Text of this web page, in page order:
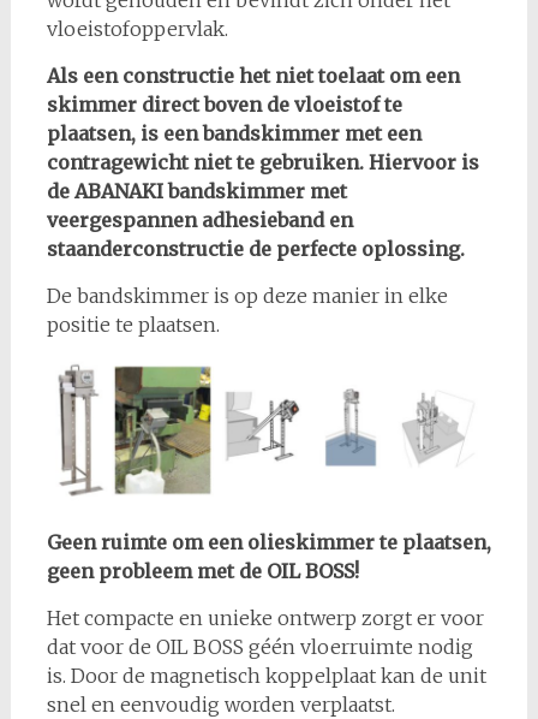
vloeistofoppervlak.
Als een constructie het niet toelaat om een
skimmer direct boven de vloeistof te
plaatsen, is een bandskimmer met een
contragewicht niet te gebruiken. Hiervoor is
de ABANAKI bandskimmer met
veergespannen adhesieband en
staanderconstructie de perfecte oplossing.
De bandskimmer is op deze manier in elke
positie te plaatsen.
Geen ruimte om een olieskimmer te plaatsen,
geen probleem met de OIL BOSS!
Het compacte en unieke ontwerp zorgt er voor
dat voor de OIL BOSS géén vloerruimte nodig
is. Door de magnetisch koppelplaat kan de unit
snel en eenvoudig worden verplaatst.